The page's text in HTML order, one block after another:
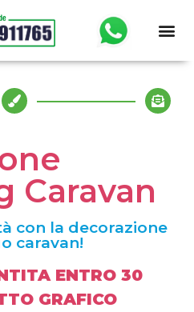
Caravan
con la decorazione
caravan!
ENTRO 30
GRAFICO